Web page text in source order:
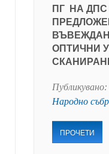
ПГ НА
ОПТИЧНИ
Публикувано:
Народно
ПРОЧЕТИ